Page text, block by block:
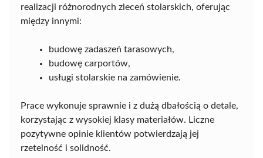
realizacji różnorodnych zleceń stolarskich, oferując
między innymi:
budowę zadaszeń tarasowych,
budowę carportów,
usługi stolarskie na zamówienie.
Prace wykonuje sprawnie i z dużą dbałością o detale,
korzystając z wysokiej klasy materiałów. Liczne
pozytywne opinie klientów potwierdzają jej
rzetelność i solidność.